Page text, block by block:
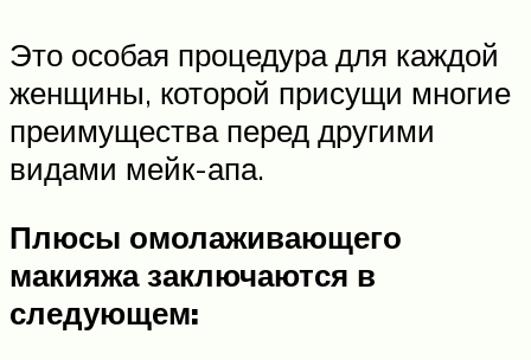
Это особая процедура для каждой
женщины, которой присущи многие
преимущества перед другими
видами мейк-апа.
Плюсы омолаживающего
макияжа заключаются в
следующем: